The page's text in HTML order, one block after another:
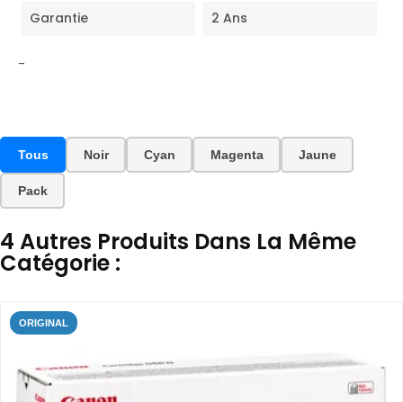
Garantie 2 Ans
-
Tous Noir Cyan Magenta Jaune
Pack
4 Autres Produits Dans La Même
Catégorie :
ORIGINAL